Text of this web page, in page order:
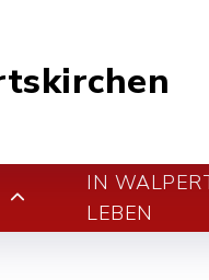
IN
LEBEN